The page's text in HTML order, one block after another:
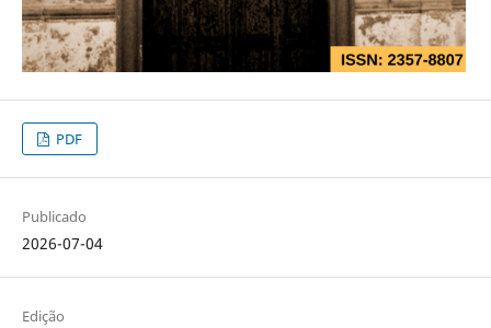
PDF
Publicado
2026-07-04
Edição